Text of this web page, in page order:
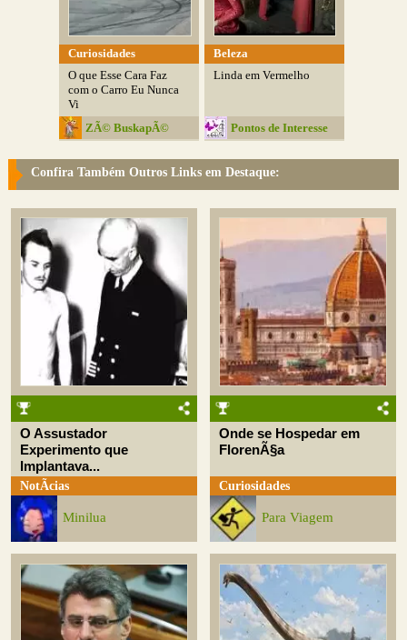
Curiosidades
O que Esse Cara Faz
com o Carro Eu Nunca
Vi
ZÃ© BuskapÃ©
Beleza
Linda em Vermelho
Pontos de Interesse
Confira Também Outros Links em Destaque:
O Assustador
Experimento que
Implantava...
NotÃ­cias
Minilua
Onde se Hospedar em
FlorenÃ§a
Curiosidades
Para Viagem